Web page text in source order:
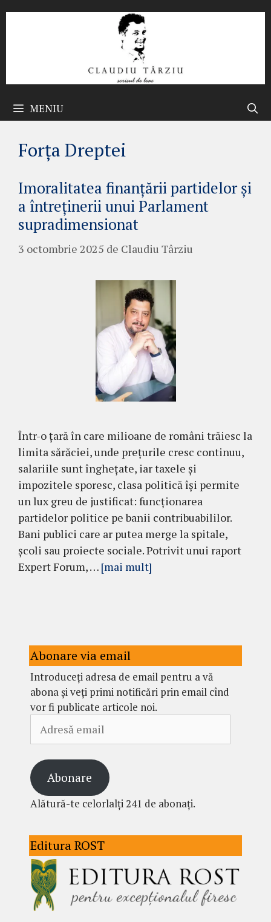
MENIU
Forța Dreptei
Imoralitatea finanțării partidelor și
a întreținerii unui Parlament
supradimensionat
3 octombrie 2025 de Claudiu Târziu
Într-o țară în care milioane de români trăiesc la
limita sărăciei, unde prețurile cresc continuu,
salariile sunt înghețate, iar taxele și
impozitele sporesc, clasa politică își permite
un lux greu de justificat: funcționarea
partidelor politice pe banii contribuabililor.
Bani publici care ar putea merge la spitale,
școli sau proiecte sociale. Potrivit unui raport
Expert Forum, … [mai mult]
Abonare via email
Introduceți adresa de email pentru a vă
abona și veți primi notificări prin email cînd
vor fi publicate articole noi.
email
Abonare
Alătură-te celorlalți 241 de abonați.
Editura ROST